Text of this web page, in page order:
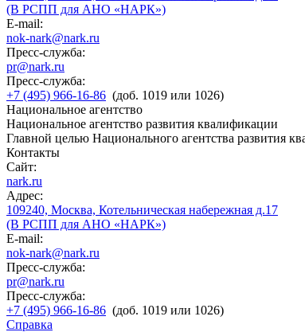
(В РСПП для АНО «НАРК»)
E-mail:
nok-nark@nark.ru
Пресс-служба:
pr@nark.ru
Пресс-служба:
+7 (495) 966-16-86 (доб. 1019 или 1026)
Национальное агентство
Национальное агентство развития квалификации
Главной целью Национального агентства развития
Контакты
Сайт:
nark.ru
Адрес:
109240, Москва, Котельническая набережная д.17
(В РСПП для АНО «НАРК»)
E-mail:
nok-nark@nark.ru
Пресс-служба:
pr@nark.ru
Пресс-служба:
+7 (495) 966-16-86 (доб. 1019 или 1026)
Справка